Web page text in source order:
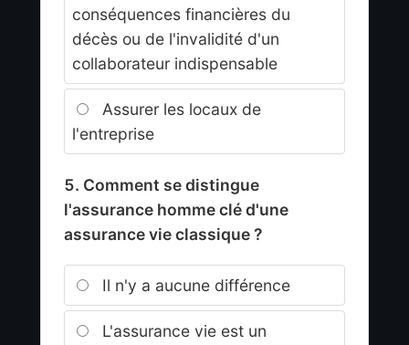
conséquences financières du
décès ou de l'invalidité d'un
collaborateur indispensable
Assurer les locaux de
l'entreprise
5. Comment se distingue
l'assurance homme clé d'une
assurance vie classique ?
Il n'y a aucune différence
L'assurance vie est un